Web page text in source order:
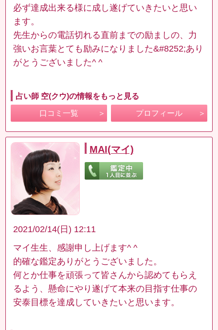
必ず達成出来る様に成し遂げていきたいと思い
ます。
先生からの電話切れる直前までの励ましの、力
強いお言葉とても励みになりました&#8252;あり
がとうございました^ ^
占い師 空(クウ)の情報をもっと見る
口コミ一覧 プロフィール
MAI(マイ)
2021/02/14(日) 12:11
マイ生生、感謝申し上げます^ ^
的確な鑑定ありがとうございました。
何とか仕事を頑張って皆さんから認めてもらえ
るよう、懸命にやり遂げて本来の目指す仕事の
安泰目標を達成していきたいと思います。